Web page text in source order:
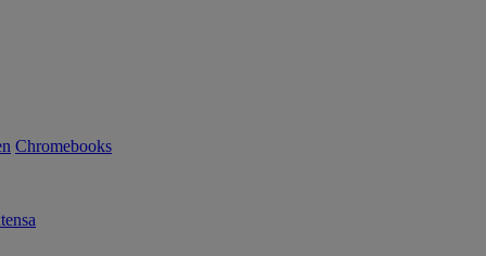
Chromebooks